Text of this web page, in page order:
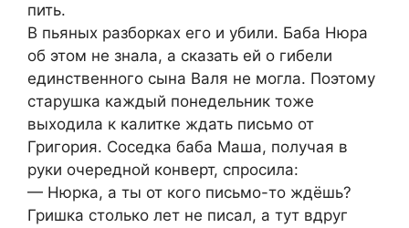
пить.
В пьяных разборках его и убили. Баба Нюра
об этом не знала, а сказать ей о гибели
единственного сына Валя не могла. Поэтому
старушка каждый понедельник тоже
выходила к калитке ждать письмо от
Григория. Соседка баба Маша, получая в
руки очередной конверт, спросила:
— Нюрка, а ты от кого письмо-то ждёшь?
Гришка столько лет не писал, а тут вдруг